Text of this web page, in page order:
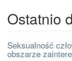
Ostatnio
Seksualność
obszarze